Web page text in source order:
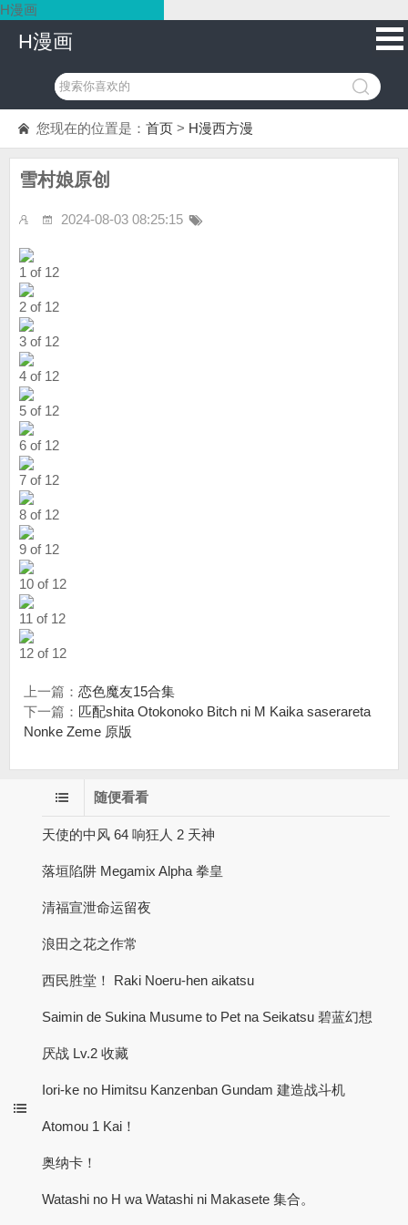
H漫画
H漫画
您现在的位置是： 首页 > H漫西方漫
雪村娘原创
2024-08-03 08:25:15
1 of 12
2 of 12
3 of 12
4 of 12
5 of 12
6 of 12
7 of 12
8 of 12
9 of 12
10 of 12
11 of 12
12 of 12
上一篇： 恋色魔友15合集
下一篇： 匹配shita Otokonoko Bitch ni M Kaika saserareta
Nonke Zeme 原版
随便看看
天使的中风 64 响狂人 2 天神
落垣陷阱 Megamix Alpha 拳皇
清福宣泄命运留夜
浪田之花之作常
西民胜堂！ Raki Noeru-hen aikatsu
Saimin de Sukina Musume to Pet na Seikatsu 碧蓝幻想
厌战 Lv.2 收藏
Iori-ke no Himitsu Kanzenban Gundam 建造战斗机
Atomou 1 Kai！
奥纳卡！
Watashi no H wa Watashi ni Makasete 集合。